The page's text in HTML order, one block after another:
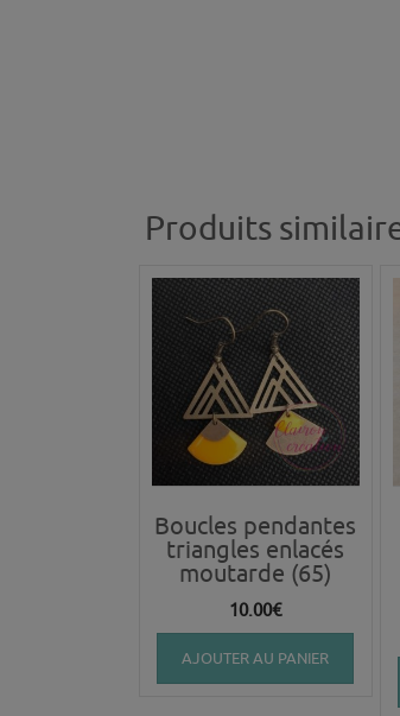
Produits
Boucles pendantes
triangles enlacés
moutarde (65)
10.00€
AJOUTER AU PANIER